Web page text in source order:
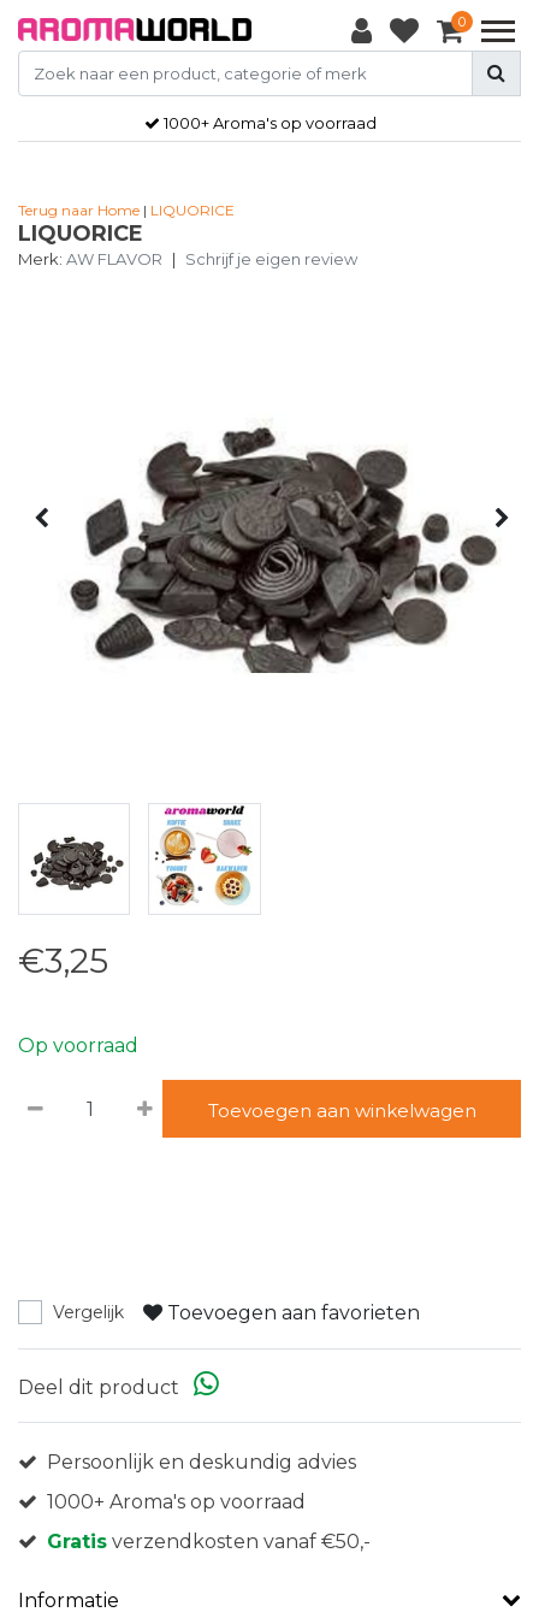
0
1000+ Aroma's op voorraad
Terug naar Home | LIQUORICE
LIQUORICE
Merk: AW FLAVOR | Schrijf je eigen review
€3,25
Op voorraad
Toevoegen aan winkelwagen
Vergelijk Toevoegen aan favorieten
Deel dit product
Persoonlijk en deskundig advies
1000+ Aroma's op voorraad
Gratis verzendkosten vanaf €50,-
Informatie